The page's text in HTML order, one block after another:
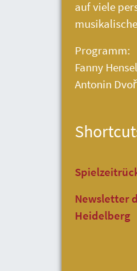
auf viele
Programm:
Fanny
Antonin
Newsletter
Heidelberg